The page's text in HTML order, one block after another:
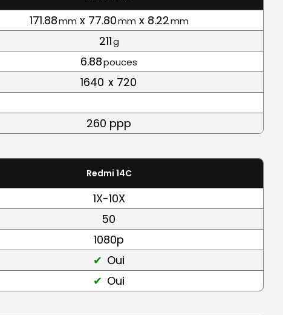
171.88mm x 77.80mm x 8.22mm
211g
6.88pouces
1640 x 720
260 ppp
Redmi 14C
1X-10X
50
1080p
Oui
Oui